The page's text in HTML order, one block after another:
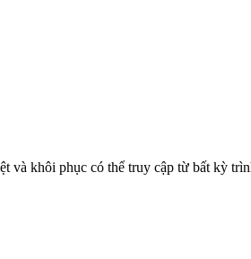
và khôi phục có thể truy cập từ bất kỳ